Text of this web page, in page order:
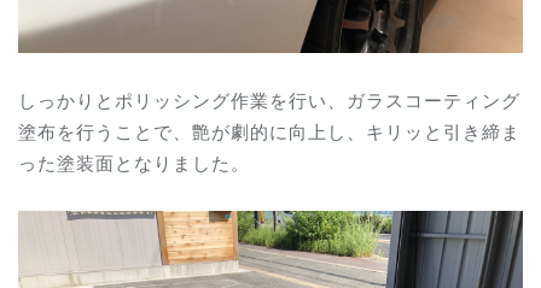
しっかりとポリッシング作業を行い、ガラスコーティング
塗布を行うことで、艶が劇的に向上し、キリッと引き締ま
った塗装面となりました。